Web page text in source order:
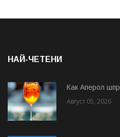
НАЙ-ЧЕТЕНИ
Как Аперол
Август 05, 2026